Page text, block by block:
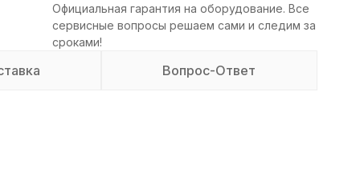
Официальная гарантия на оборудование. Все
сервисные вопросы решаем сами и следим за
сроками!
Вопрос-Ответ